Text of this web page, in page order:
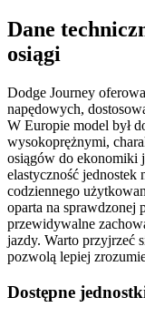
Dane
osiągi
Dodge Journey
napędowych,
W Europie model był
wysokoprężnymi,
osiągów do ekonomiki
elastyczność jednostek
codziennego
oparta na sprawdzonej
przewidywalne
jazdy. Warto przyjrzeć
pozwolą lepiej
Dostępne